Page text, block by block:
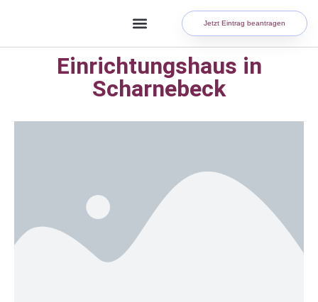
Jetzt Eintrag beantragen
Einrichtungshaus in
Scharnebeck